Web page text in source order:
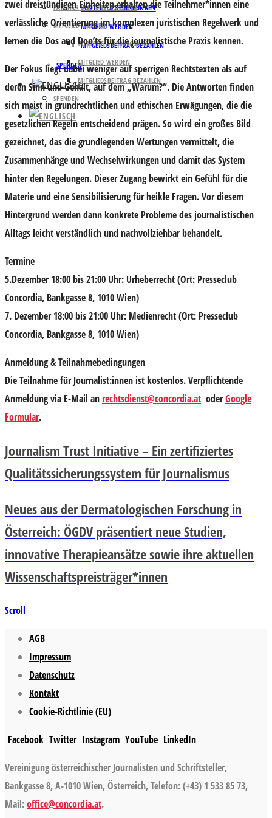
VORTEILE & BEDINGUNGEN
MITGLIED WERDEN
MITGLIEDSBEITRAG BEZAHLEN
SPENDEN
PARTNER UND UNTERSTÜTZER
MITGLIED WERDEN
VORTEILE & BEDINGUNGEN
MITGLIED WERDEN
MITGLIEDSBEITRAG BEZAHLEN
SPENDEN
zwei dreistündigen Einheiten erhalten die Teilnehmer*innen eine
verlässliche Orientierung im komplexen juristischen Regelwerk und
lernen die Dos and Don’ts für die journalistische Praxis kennen.
Der Fokus liegt dabei weniger auf sperrigen Rechtstexten als auf
deren Sinn und Gehalt, auf dem „Warum?“. Die Antworten finden
sich meist in grundrechtlichen und ethischen Erwägungen, die die
gesetzlichen Regeln entscheidend prägen. So wird ein großes Bild
gezeichnet, das die grundlegenden Wertungen vermittelt, die
Zusammenhänge und Wechselwirkungen und damit das System
hinter den Regelungen. Dieser Zugang bewirkt ein Gefühl für die
Materie und eine Sensibilisierung für heikle Fragen. Vor diesem
Hintergrund werden dann konkrete Probleme des journalistischen
Alltags leicht verständlich und nachvollziehbar behandelt.
Termine
5.Dezember 18:00 bis 21:00 Uhr: Urheberrecht (Ort: Presseclub
Concordia, Bankgasse 8, 1010 Wien)
7. Dezember 18:00 bis 21:00 Uhr: Medienrecht (Ort: Presseclub
Concordia, Bankgasse 8, 1010 Wien)
Anmeldung & Teilnahmebedingungen
Die Teilnahme für Journalist:innen ist kostenlos. Verpflichtende
Anmeldung via E-Mail anrechtsdienst@concordia.at oderGoogle
Formular.
Journalism Trust Initiative – Ein zertifiziertes
Qualitätssicherungssystem für Journalismus
Neues aus der Dermatologischen Forschung in
Österreich: ÖGDV präsentiert neue Studien,
innovative Therapieansätze sowie ihre aktuellen
Wissenschaftspreisträger*innen
Scroll
AGB
Impressum
Datenschutz
Kontakt
Cookie-Richtlinie (EU)
Facebook Twitter Instagram YouTube LinkedIn
Vereinigung österreichischer Journalisten und Schriftsteller,
Bankgasse 8, A-1010 Wien, Österreich, Telefon: (+43) 1 533 85 73,
Mail:office@concordia.at.